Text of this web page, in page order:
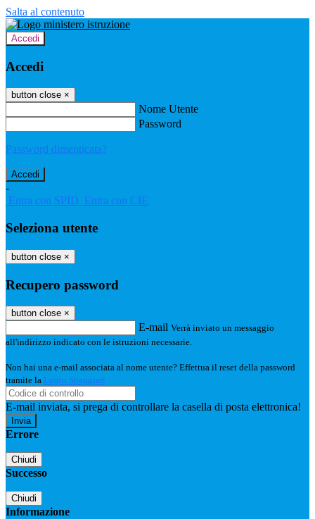
Salta al contenuto
Accedi
Accedi
button close ×
Nome Utente
Password
Password dimenticata?
-
Entra con SPID Entra con CIE
Seleziona utente
button close ×
Recupero password
button close ×
E-mail Verrà inviato un messaggio
all'indirizzo indicato con le istruzioni necessarie.
Non hai una e-mail associata al nome utente? Effettua il reset della password
tramite la Login Spaggiari
E-mail inviata, si prega di controllare la casella di posta elettronica!
Errore
Chiudi
Successo
Chiudi
Informazione